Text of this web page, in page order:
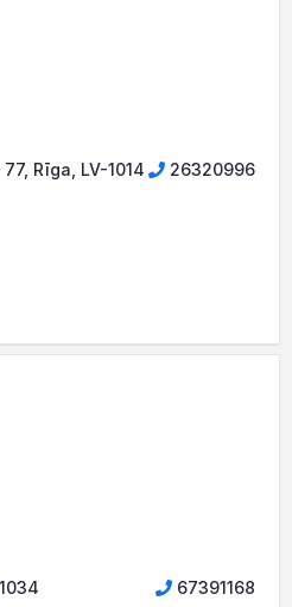
Rīga, LV-1014 26320996
67391168